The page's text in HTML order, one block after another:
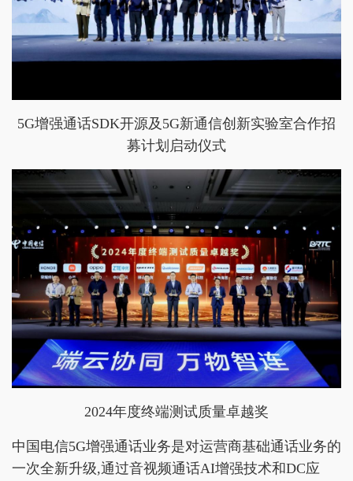
5G增强通话SDK开源及5G新通信创新实验室合作招
募计划启动仪式
2024年度终端测试质量卓越奖
中国电信5G增强通话业务是对运营商基础通话业务的
一次全新升级,通过音视频通话AI增强技术和DC应